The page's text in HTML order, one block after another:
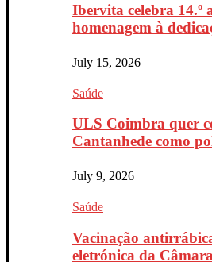
Ibervita celebra 14.º
homenagem à
July 15, 2026
Saúde
ULS Coimbra quer
Cantanhede como
July 9, 2026
Saúde
Vacinação
eletrónica da